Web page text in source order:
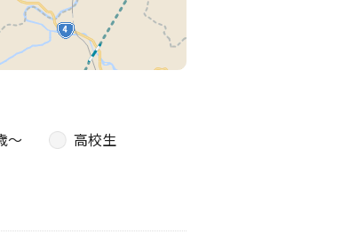
〜
高校生